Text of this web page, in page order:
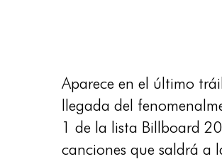
Aparece en el último
llegada del
1 de la lista Billboard
canciones que saldrá a